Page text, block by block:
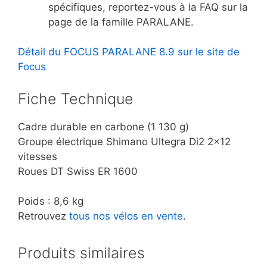
spécifiques, reportez-vous à la FAQ sur la
page de la famille PARALANE.
Détail du FOCUS PARALANE 8.9 sur le site de
Focus
Fiche Technique
Cadre durable en carbone (1 130 g)
Groupe électrique Shimano Ultegra Di2 2×12
vitesses
Roues DT Swiss ER 1600
Poids : 8,6 kg
Retrouvez tous nos vélos en vente.
Produits similaires